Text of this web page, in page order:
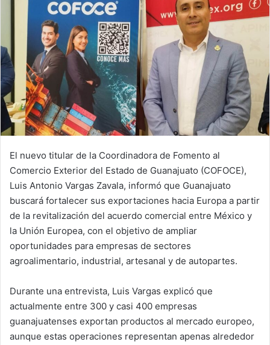
El nuevo titular de la Coordinadora de Fomento al
Comercio Exterior del Estado de Guanajuato (COFOCE),
Luis Antonio Vargas Zavala, informó que Guanajuato
buscará fortalecer sus exportaciones hacia Europa a partir
de la revitalización del acuerdo comercial entre México y
la Unión Europea, con el objetivo de ampliar
oportunidades para empresas de sectores
agroalimentario, industrial, artesanal y de autopartes.
Durante una entrevista, Luis Vargas explicó que
actualmente entre 300 y casi 400 empresas
guanajuatenses exportan productos al mercado europeo,
aunque estas operaciones representan apenas alrededor